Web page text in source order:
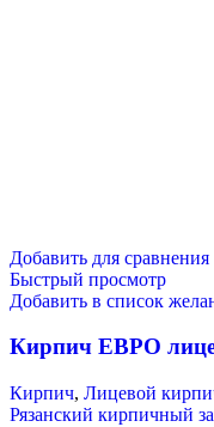
Добавить для сравнения
Быстрый просмотр
Добавить в список
Кирпич ЕВРО
Кирпич, Лицевой
Рязанский кирпичный